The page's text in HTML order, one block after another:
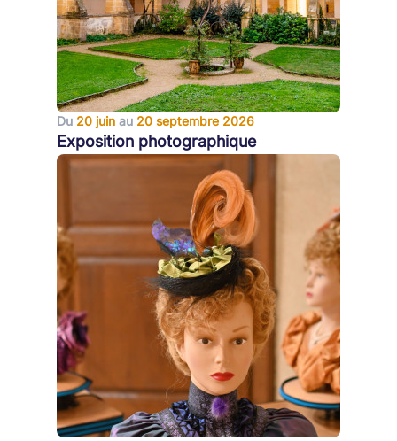
Du 20 juin au 20 septembre 2026
Exposition photographique